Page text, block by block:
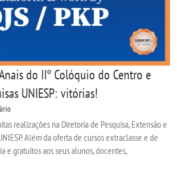
do IIº Colóquio do Centro e
UNIESP: vitórias!
realizações na Diretoria de Pesquisa, Extensão e
Além da oferta de cursos extraclasse e de
e gratuitos aos seus alunos, docentes,